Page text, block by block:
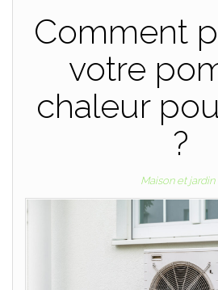
Comment
votre
chaleur
?
Maison et jardin